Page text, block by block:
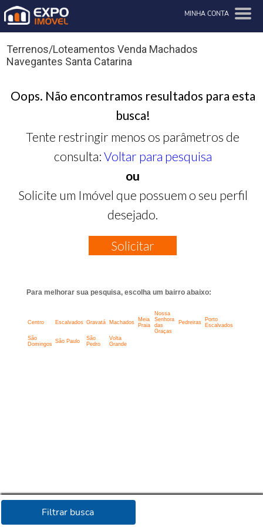
MINHA CONTA
Filtrar busca
Terrenos/Loteamentos Venda Machados
Navegantes Santa Catarina
Oops. Não encontramos resultados para esta
busca!
Tente restringir menos os parâmetros de
consulta: Voltar para pesquisa
ou
Solicite um Imóvel que possuem o seu perfil
desejado.
Solicitar
Para melhorar sua pesquisa, escolha um bairro abaixo:
Centro Escalvados Gravatá Machados
Meia
Praia
Nossa
Senhora
das
Graças
Pedreiras
Porto
Escalvados
São
Domingos São Paulo
São
Pedro
Volta
Grande